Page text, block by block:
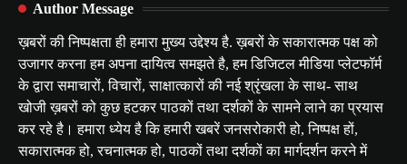
Author Message
ख़बरों की निष्पक्षता ही हमारा मुख्य उद्देश्य है. ख़बरों के सकारात्मक पक्ष को
उजागर करना हम अपना दायित्व समझते है, हम डिजिटल मीडिया प्लेटफॉर्म
के द्वारा समाचारों, विचारों, साक्षात्कारों की नई श्रृंखला के साथ- साथ
खोजी ख़बरों को कुछ हटकर पाठकों तथा दर्शकों के सामने लाने का प्रयास
कर रहे है। हमारा ध्येय है कि हमारी खबरें जनसरोकारी हो, निष्पक्ष हों,
सकारात्मक हो, रचनात्मक हो, पाठकों तथा दर्शकों का मार्गदर्शन करने में